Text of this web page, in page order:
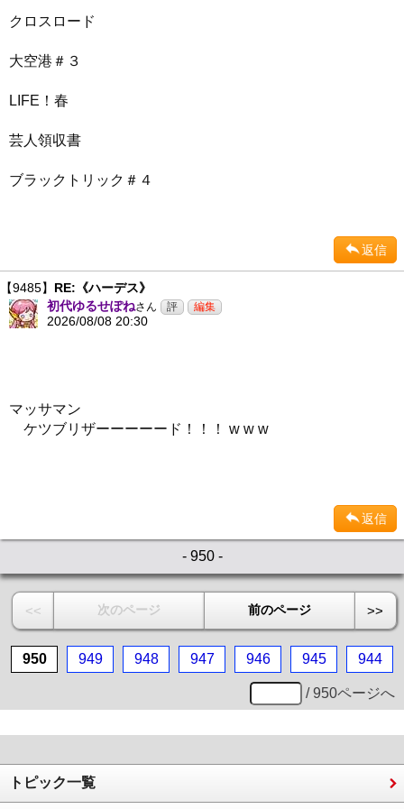
クロスロード
大空港＃３
LIFE！春
芸人領収書
ブラックトリック＃４
返信
【9485】 RE:《ハーデス》
初代ゆるせぽねさん
2026/08/08 20:30
マッサマン
ケツブリザーーーーード！！！ w w w
返信
- 950 -
<< 次のページ 前のページ >>
950 949 948 947 946 945 944
/ 950ページへ
トピック一覧